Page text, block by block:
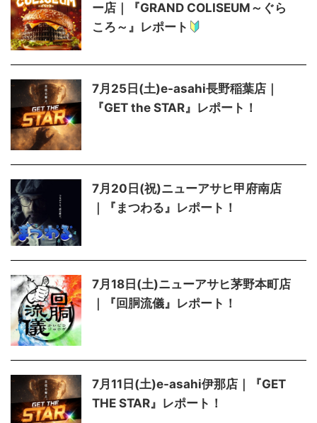
ー店｜『GRAND COLISEUM～ぐら
ころ～』レポート
7月25日(土)e-asahi長野稲葉店｜
『GET the STAR』レポート！
7月20日(祝)ニューアサヒ甲府南店
｜『まつわる』レポート！
7月18日(土)ニューアサヒ茅野本町店
｜『回胴流儀』レポート！
7月11日(土)e-asahi伊那店｜『GET
THE STAR』レポート！